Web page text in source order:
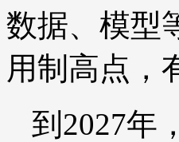
数据、模型
用制高点，
到2027年